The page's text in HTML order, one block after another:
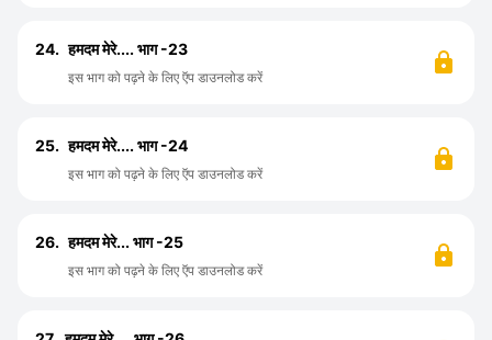
24. हमदम मेरे.... भाग -23
इस भाग को पढ़ने के लिए ऍप डाउनलोड करें
25. हमदम मेरे.... भाग -24
इस भाग को पढ़ने के लिए ऍप डाउनलोड करें
26. हमदम मेरे... भाग -25
इस भाग को पढ़ने के लिए ऍप डाउनलोड करें